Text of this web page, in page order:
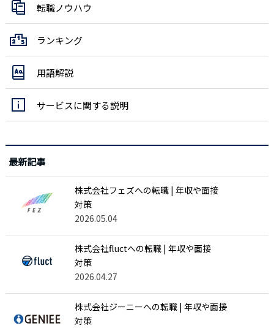
転職ノウハウ
ランキング
用語解説
サービスに関する説明
最新記事
株式会社フェズへの転職 | 年収や面接
対策
2026.05.04
株式会社fluctへの転職 | 年収や面接
対策
2026.04.27
株式会社ジーニーへの転職 | 年収や面接
対策